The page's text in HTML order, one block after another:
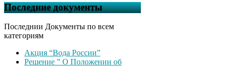
Последние документы
Последнии Документы по всем
категориям
Акция “Вода России”
Решение ” О Положении об